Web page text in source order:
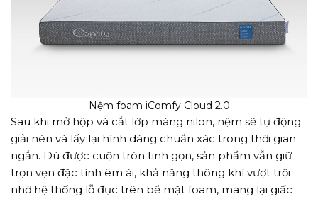
Nệm foam iComfy Cloud 2.0
Sau khi mở hộp và cắt lớp màng nilon, nệm sẽ tự động
giải nén và lấy lại hình dáng chuẩn xác trong thời gian
ngắn. Dù được cuộn tròn tinh gọn, sản phẩm vẫn giữ
trọn vẹn đặc tính êm ái, khả năng thông khí vượt trội
nhờ hệ thống lỗ đục trên bề mặt foam, mang lại giấc